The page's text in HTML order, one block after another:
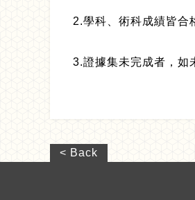
2.學科、術科成績皆合
3.證據集未完成者，如
< Back